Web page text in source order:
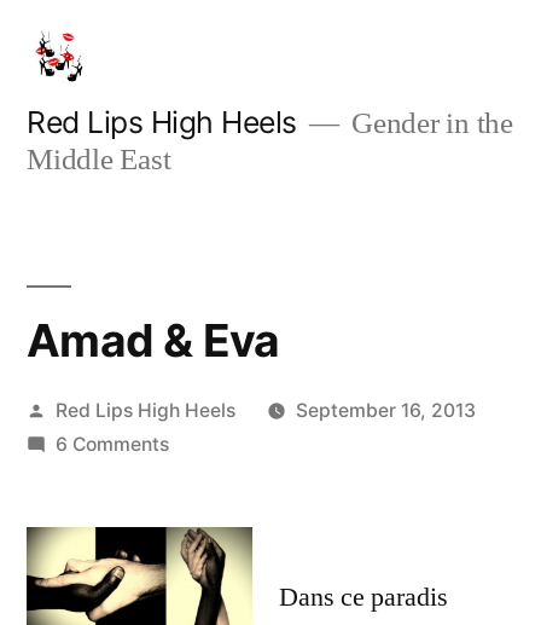
content
Red Lips High Heels
Gender in the
Middle East
Amad & Eva
Posted
by
Red Lips High Heels
September 16, 2013
6 Commentson
Eva
Dans ce paradis